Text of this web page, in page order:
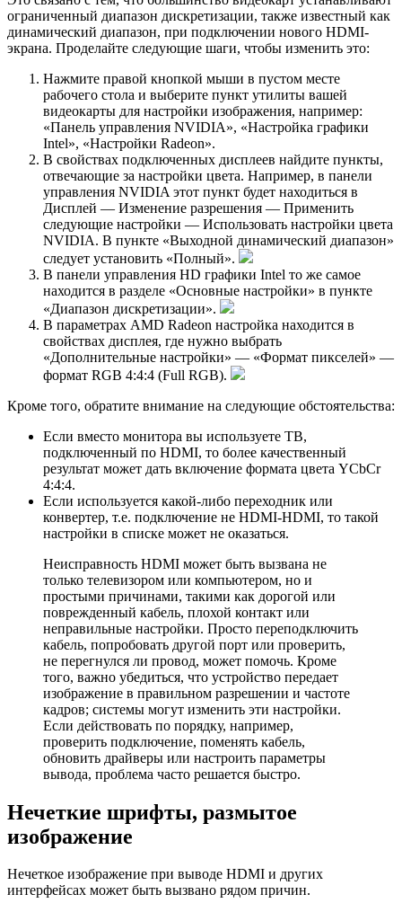
ограниченный диапазон дискретизации, также известный как
динамический диапазон, при подключении нового HDMI-
экрана. Проделайте следующие шаги, чтобы изменить это:
Нажмите правой кнопкой мыши в пустом месте
рабочего стола и выберите пункт утилиты вашей
видеокарты для настройки изображения, например:
«Панель управления NVIDIA», «Настройка графики
Intel», «Настройки Radeon».
В свойствах подключенных дисплеев найдите пункты,
отвечающие за настройки цвета. Например, в панели
управления NVIDIA этот пункт будет находиться в
Дисплей — Изменение разрешения — Применить
следующие настройки — Использовать настройки цвета
NVIDIA. В пункте «Выходной динамический диапазон»
следует установить «Полный».
В панели управления HD графики Intel то же самое
находится в разделе «Основные настройки» в пункте
«Диапазон дискретизации».
В параметрах AMD Radeon настройка находится в
свойствах дисплея, где нужно выбрать
«Дополнительные настройки» — «Формат пикселей» —
формат RGB 4:4:4 (Full RGB).
Кроме того, обратите внимание на следующие обстоятельства:
Если вместо монитора вы используете ТВ,
подключенный по HDMI, то более качественный
результат может дать включение формата цвета YCbCr
4:4:4.
Если используется какой-либо переходник или
конвертер, т.е. подключение не HDMI-HDMI, то такой
настройки в списке может не оказаться.
Неисправность HDMI может быть вызвана не
только телевизором или компьютером, но и
простыми причинами, такими как дорогой или
поврежденный кабель, плохой контакт или
неправильные настройки. Просто переподключить
кабель, попробовать другой порт или проверить,
не перегнулся ли провод, может помочь. Кроме
того, важно убедиться, что устройство передает
изображение в правильном разрешении и частоте
кадров; системы могут изменить эти настройки.
Если действовать по порядку, например,
проверить подключение, поменять кабель,
обновить драйверы или настроить параметры
вывода, проблема часто решается быстро.
Нечеткие шрифты, размытое
изображение
Нечеткое изображение при выводе HDMI и других
интерфейсах может быть вызвано рядом причин.